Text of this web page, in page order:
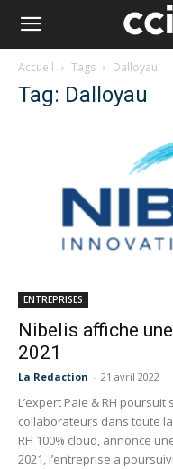
Accueil Tags Dalloyau
Tag: Dalloyau
ENTREPRISES
Nibelis affiche
2021
La Redaction - 21 avril 2022
L’expert Paie & RH
collaborateurs dans toute
RH 100% cloud, annonce
2021, l’entreprise a